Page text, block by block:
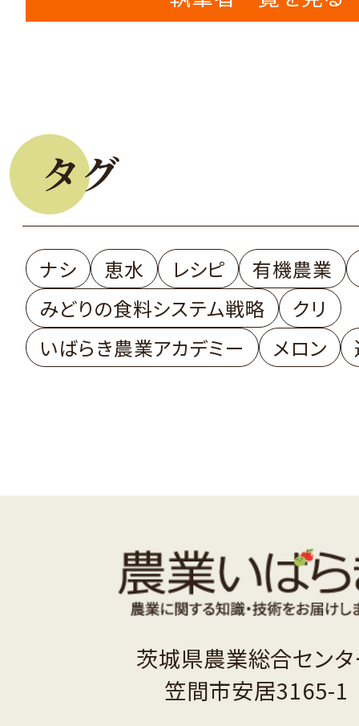
タグ
ナシ 恵水 レシピ
有機農業
みどりの食料システム戦略
クリ
いばらき農業アカデミー
メロン
茨城県農業総合セン
笠間市安居3165-1